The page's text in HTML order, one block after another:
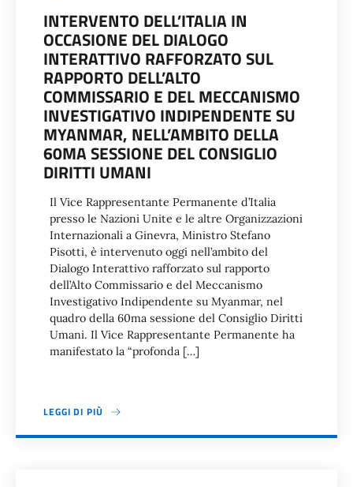
INTERVENTO DELL’ITALIA IN
OCCASIONE DEL DIALOGO
INTERATTIVO RAFFORZATO SUL
RAPPORTO DELL’ALTO
COMMISSARIO E DEL MECCANISMO
INVESTIGATIVO INDIPENDENTE SU
MYANMAR, NELL’AMBITO DELLA
60MA SESSIONE DEL CONSIGLIO
DIRITTI UMANI
Il Vice Rappresentante Permanente d’Italia
presso le Nazioni Unite e le altre Organizzazioni
Internazionali a Ginevra, Ministro Stefano
Pisotti, è intervenuto oggi nell’ambito del
Dialogo Interattivo rafforzato sul rapporto
dell’Alto Commissario e del Meccanismo
Investigativo Indipendente su Myanmar, nel
quadro della 60ma sessione del Consiglio Diritti
Umani. Il Vice Rappresentante Permanente ha
manifestato la “profonda […]
LEGGI DI PIÙ